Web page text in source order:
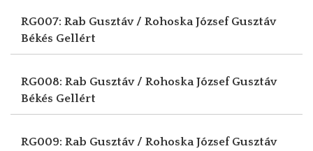
RG007: Rab Gusztáv / Rohoska József Gusztáv
Békés Gellért
RG008: Rab Gusztáv / Rohoska József Gusztáv
Békés Gellért
RG009: Rab Gusztáv / Rohoska József Gusztáv